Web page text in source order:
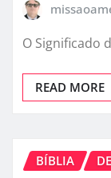
O Significado
READ MORE
BÍBLIA